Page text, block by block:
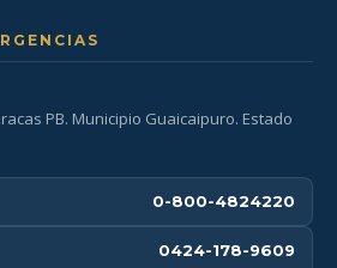
PB. Municipio Guaicaipuro. Estado
0-800-4824220
0424-178-9609